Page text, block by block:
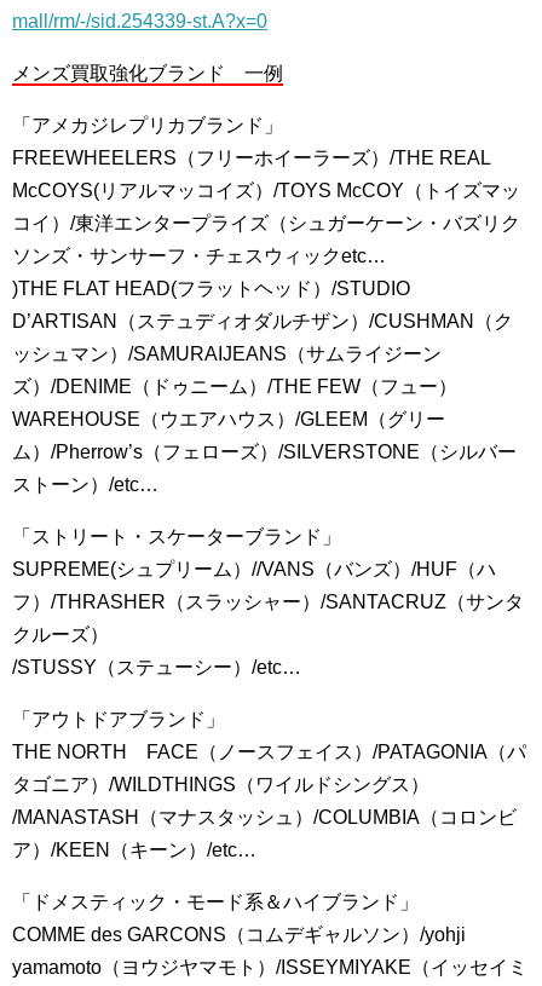
mall/rm/-/sid.254339-st.A?x=0
メンズ買取強化ブランド 一例
「アメカジレプリカブランド」
FREEWHEELERS（フリーホイーラーズ）/THE REAL
McCOYS(リアルマッコイズ）/TOYS McCOY（トイズマッ
コイ）/東洋エンタープライズ（シュガーケーン・バズリク
ソンズ・サンサーフ・チェスウィックetc…
)THE FLAT HEAD(フラットヘッド）/STUDIO
D’ARTISAN（ステュディオダルチザン）/CUSHMAN（ク
ッシュマン）/SAMURAIJEANS（サムライジーン
ズ）/DENIME（ドゥニーム）/THE FEW（フュー）
WAREHOUSE（ウエアハウス）/GLEEM（グリー
ム）/Pherrow’s（フェローズ）/SILVERSTONE（シルバー
ストーン）/etc…
「ストリート・スケーターブランド」
SUPREME(シュプリーム）//VANS（バンズ）/HUF（ハ
フ）/THRASHER（スラッシャー）/SANTACRUZ（サンタ
クルーズ）
/STUSSY（ステューシー）/etc…
「アウトドアブランド」
THE NORTH FACE（ノースフェイス）/PATAGONIA（パ
タゴニア）/WILDTHINGS（ワイルドシングス）
/MANASTASH（マナスタッシュ）/COLUMBIA（コロンビ
ア）/KEEN（キーン）/etc…
「ドメスティック・モード系＆ハイブランド」
COMME des GARCONS（コムデギャルソン）/yohji
yamamoto（ヨウジヤマモト）/ISSEYMIYAKE（イッセイミ